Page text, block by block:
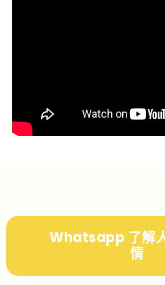
Whatsapp 了解
情